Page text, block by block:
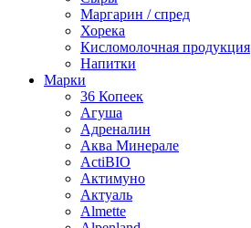
Маргарин / спред
Хорека
Кисломолочная продукция
Напитки
Марки
36 Копеек
Агуша
Адреналин
Аква Минерале
ActiBIO
Актимуно
Актуаль
Almette